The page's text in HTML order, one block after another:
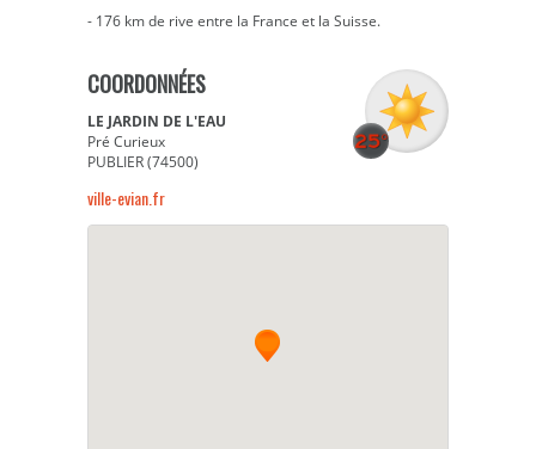
- 176 km de rive entre la France et la Suisse.
COORDONNÉES
LE JARDIN DE L'EAU
Pré Curieux
PUBLIER (74500)
ville-evian.fr